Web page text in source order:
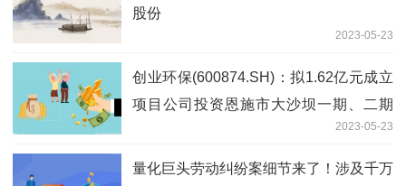
股份
2023-05-23
创业环保(600874.SH)：拟1.62亿元成立
项目公司投资恩施市大沙坝一期、二期
(谭家坝)污水处理厂及配套管网工程特许
经营项目
2023-05-23
量化巨头劳动纠纷案细节来了！涉及千万